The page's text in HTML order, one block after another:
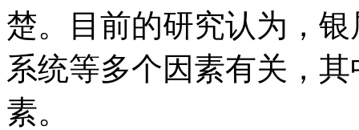
楚。目前的研究认为，
系统等多个因素有关，
素。